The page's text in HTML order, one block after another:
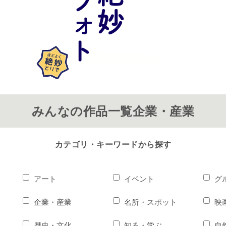
みんなの作品一覧企業・産業
カテゴリ・キーワードから探す
アート イベント グ
企業・産業 名所・スポット 映